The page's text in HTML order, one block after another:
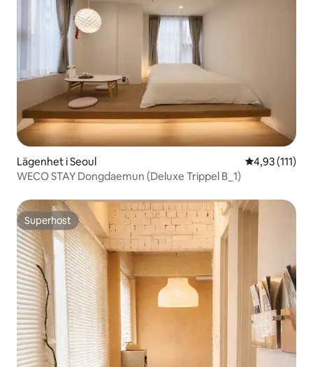
Lägenhet i Seoul 4,93 av 5 i
4,93 (111)
WECO STAY Dongdaemun (Deluxe Trippel B_1)
Superhost
Superhost